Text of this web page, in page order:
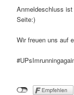
Anmeldeschluss
Seite:)
Wir freuen uns auf